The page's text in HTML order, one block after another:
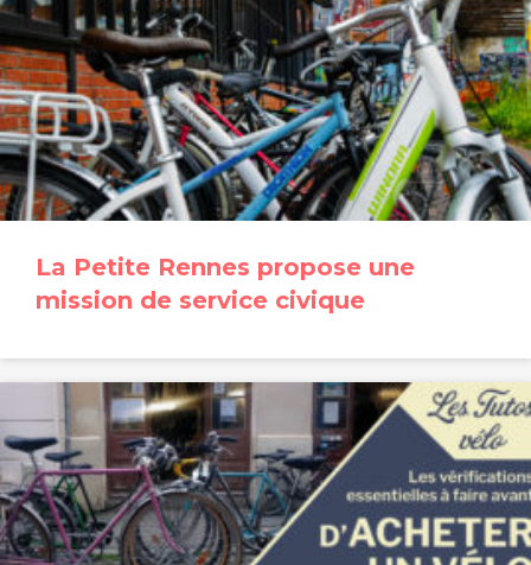
La Petite Rennes propose une
mission de service civique